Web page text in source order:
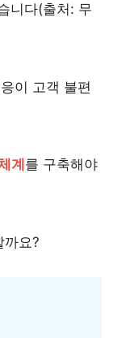
니다(출처: 무
이 고객 불편
계 를 구축해야
까요?